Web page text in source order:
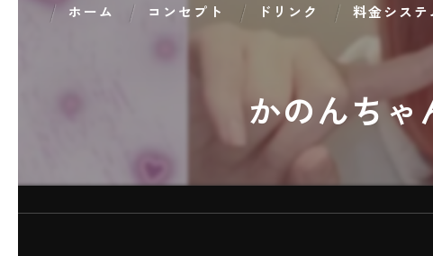
ホーム コンセプト ドリンク 料金システ
かのんちゃ